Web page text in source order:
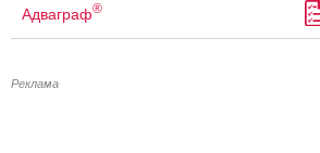
Адваграф®
Реклама